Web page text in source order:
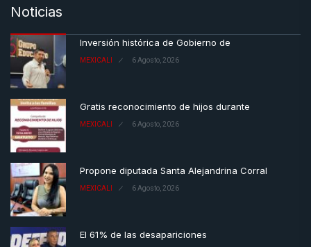
Noticias
Inversión histórica de Gobierno de
MEXICALI 6 Agosto, 2026
Gratis reconocimiento de hijos durante
MEXICALI 6 Agosto, 2026
Propone diputada Santa Alejandrina Corral
MEXICALI 6 Agosto, 2026
El 61% de las desapariciones